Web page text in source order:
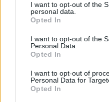
not limited to your visit or
grant or deny consent to
use your data for below
consent section.
I want to opt-out of the
personal data.
Opted In
I want to opt-out of the
Personal Data.
Opted In
I want to opt-out of
Personal Data for
Opted In
Gyurcsány Ferenc
odamondogatósra
Miután a magyar
Magyarország a
A magyar-orosz